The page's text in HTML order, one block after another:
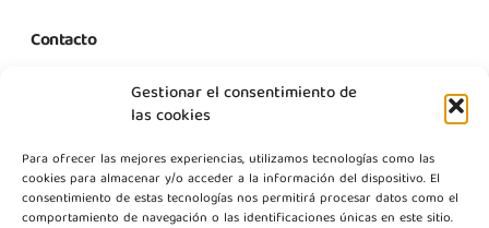
Gestionar el consentimiento de
las cookies
Para ofrecer las mejores experiencias, utilizamos tecnologías como las
cookies para almacenar y/o acceder a la información del dispositivo. El
consentimiento de estas tecnologías nos permitirá procesar datos como el
comportamiento de navegación o las identificaciones únicas en este sitio.
Contacto
C. Margarita Nelken, 12, Nave 2, Modulo 1, Pol Prologics, 28830
+34 915 916 113
+34 744 667 846
Contáctanos